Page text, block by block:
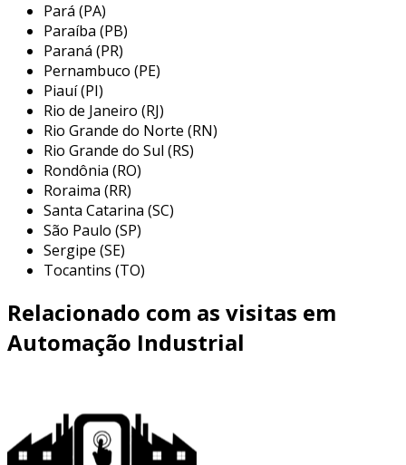
principais aplicações da automação
industrial
a automação industrial é aplicada em diversos
setores, desde a manufatura até a alimentação
e a farmacêutica. ela pode ser utilizada para
controlar processos, monitorar produção,
gerenciar a cadeia de suprimentos e muito
mais. entre as aplicações mais comuns,
destacam-se:
montagem e manufatura:
automatizadas podem montar produtos
com maior rapidez e precisão, como em
fábricas de eletrônicos e automóveis.
controle de processos químicos:
reações químicas, garantindo segurança e
eficácia.
Pará (PA)
Paraíba (PB)
Paraná (PR)
Pernambuco (PE)
Piauí (PI)
Rio de Janeiro (RJ)
Rio Grande do Norte (RN)
Rio Grande do Sul (RS)
Rondônia (RO)
Roraima (RR)
Santa Catarina (SC)
São Paulo (SP)
Sergipe (SE)
Tocantins (TO)
Relacionado com as visitas em
Automação Industrial